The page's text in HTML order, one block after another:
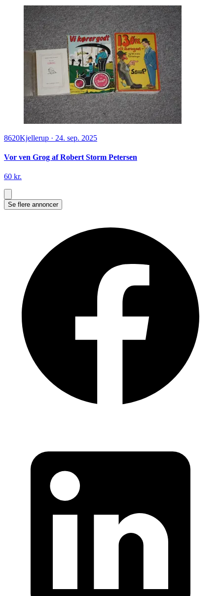
8620Kjellerup · 24. sep. 2025
Vor ven Grog af Robert Storm Petersen
60 kr.
Se flere annoncer